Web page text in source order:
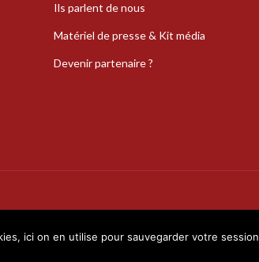
Ils parlent de nous
Matériel de presse & Kit média
Devenir partenaire ?
ici on en utilise pour sauvegarder votre session